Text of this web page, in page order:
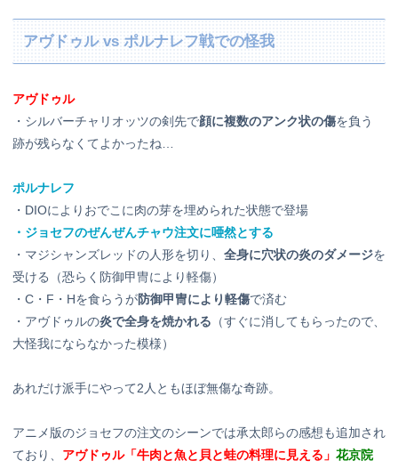
アヴドゥル vs ポルナレフ戦での怪我
アヴドゥル
・シルバーチャリオッツの剣先で顔に複数のアンク状の傷を負う
跡が残らなくてよかったね…
ポルナレフ
・DIOによりおでこに肉の芽を埋められた状態で登場
・ジョセフのぜんぜんチャウ注文に唖然とする
・マジシャンズレッドの人形を切り、 全身に穴状の炎のダメージを
受ける（恐らく防御甲冑により軽傷）
・C・F・Hを食らうが防御甲冑により軽傷で済む
・アヴドゥルの炎で全身を焼かれる （すぐに消してもらったので、
大怪我にならなかった模様）
あれだけ派手にやって2人ともほぼ無傷な奇跡。
アニメ版のジョセフの注文のシーンでは承太郎らの感想も追加され
ており、 アヴドゥル「牛肉と魚と貝と蛙の料理に見える」 花京院